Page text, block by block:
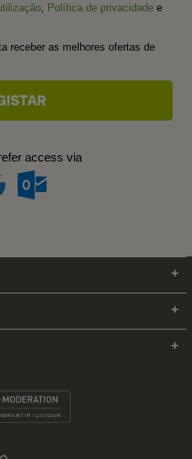
Política de privacidade e
receber as melhores ofertas de
access via